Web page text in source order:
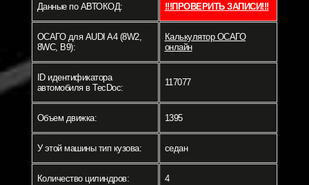
Данные по АВТОКОД: !!!ПРОВЕРИТЬ ЗАПИСИ!!!
ОСАГО для AUDI A4 (8W2,
8WC, B9):
Калькулятор ОСАГО
онлайн
ID идентификатора
автомобиля в TecDoc:
117077
Объем движка: 1395
У этой машины тип кузова: седан
Количество цилиндров: 4